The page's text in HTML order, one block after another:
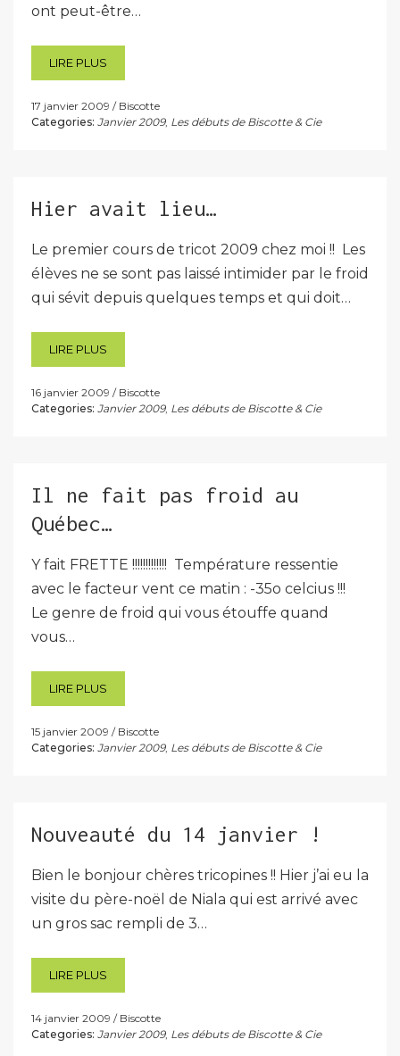
ont peut-être…
LIRE PLUS
17 janvier 2009
Biscotte
Categories: Janvier 2009, Les débuts de Biscotte & Cie
Hier avait lieu…
Le premier cours de tricot 2009 chez moi !! Les
élèves ne se sont pas laissé intimider par le froid
qui sévit depuis quelques temps et qui doit…
LIRE PLUS
16 janvier 2009
Biscotte
Categories: Janvier 2009, Les débuts de Biscotte & Cie
Il ne fait pas froid au
Québec…
Y fait FRETTE !!!!!!!!!!!!! Température ressentie
avec le facteur vent ce matin : -35o celcius !!!
Le genre de froid qui vous étouffe quand
vous…
LIRE PLUS
15 janvier 2009
Biscotte
Categories: Janvier 2009, Les débuts de Biscotte & Cie
Nouveauté du 14 janvier !
Bien le bonjour chères tricopines !! Hier j’ai eu la
visite du père-noël de Niala qui est arrivé avec
un gros sac rempli de 3…
LIRE PLUS
14 janvier 2009
Biscotte
Categories: Janvier 2009, Les débuts de Biscotte & Cie